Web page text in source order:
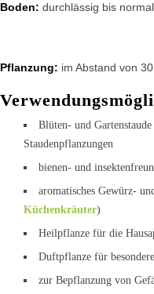
Boden: durchlässig bis
Pflanzung: im Abstand von
Blüten- und
Staudenpflanzungen
bienen- und
aromatisches Gewürz-
Küchenkräuter)
Heilpflanze für die
Duftpflanze für
zur Bepflanzung von